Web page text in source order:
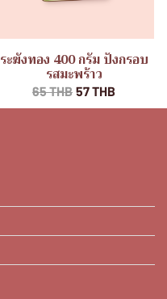
ระฆังทอง 400 กรัม ปังกรอบ
รสมะพร้าว
65 THB 57 THB